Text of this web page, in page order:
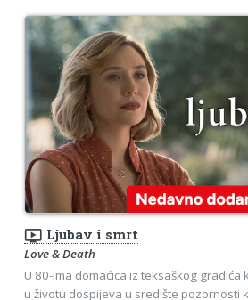
ondemand_video Ljubav i smrt
Love & Death
U 80-ima domaćica iz teksaškog gradića
u životu dospijeva u središte pozornosti